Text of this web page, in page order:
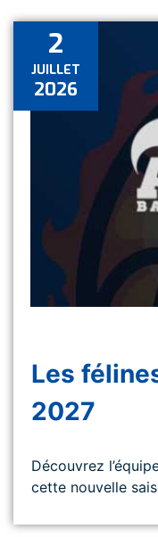
2
JUILLET
2026
Les
2027
Découvrez
cette nouvelle